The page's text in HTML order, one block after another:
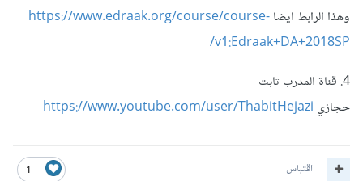
وهذا الرابط ايضاhttps://www.edraak.org/course/course-
v1:Edraak+DA+2018SP/
4. قناة المدرب ثابت
حجازي https://www.youtube.com/user/ThabitHejazi
1 اقتباس